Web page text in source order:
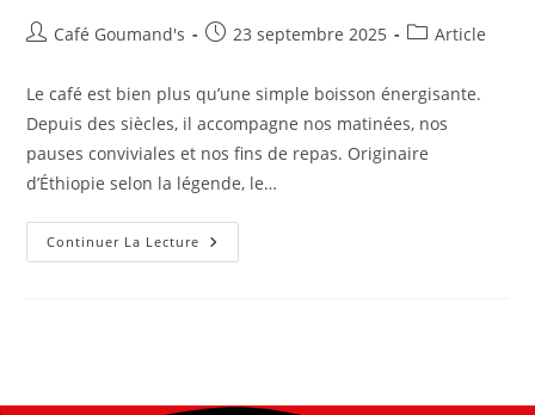
Café Goumand's 23 septembre 2025 Article
Le café est bien plus qu’une simple boisson énergisante.
Depuis des siècles, il accompagne nos matinées, nos
pauses conviviales et nos fins de repas. Originaire
d’Éthiopie selon la légende, le…
Continuer La Lecture